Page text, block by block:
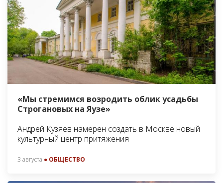
«Мы стремимся возродить облик усадьбы
Строгановых на Яузе»
Андрей Кузяев намерен создать в Москве новый
культурный центр притяжения
3 августа ● ОБЩЕСТВО